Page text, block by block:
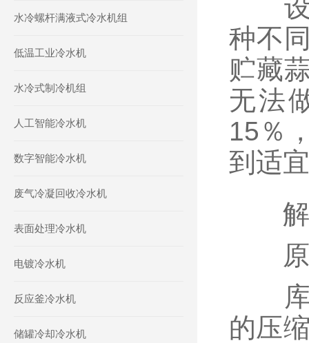
水冷螺杆满液式冷水机组
低温工业冷水机
水冷式制冷机组
人工智能冷水机
数字智能冷水机
废气冷凝回收冷水机
表面处理冷水机
电镀冷水机
反应釜冷水机
储罐冷却冷水机
设
种不
贮藏
无法
15％
到适
解决
原
库
的压